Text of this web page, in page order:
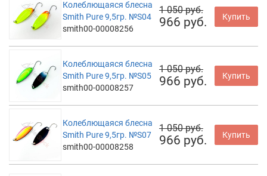
Колеблющаяся блесна
Smith Pure 9,5гр. №S04
smith00-00008256
1 050 руб.
966 руб. Купить
Колеблющаяся блесна
Smith Pure 9,5гр. №S05
smith00-00008257
1 050 руб.
966 руб. Купить
Колеблющаяся блесна
Smith Pure 9,5гр. №S07
smith00-00008258
1 050 руб.
966 руб. Купить